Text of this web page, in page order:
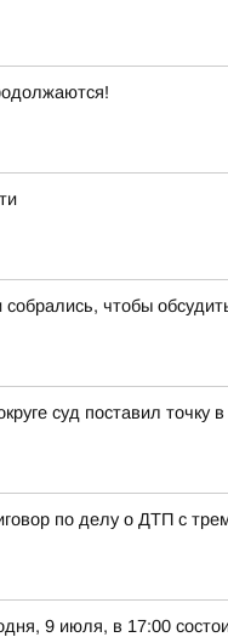
чтобы
суд поставил
по делу о ДТП с
9 июля, в 17:00